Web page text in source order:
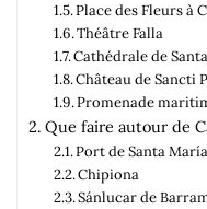
Place des Fleurs à
Théâtre Falla
Cathédrale de
Château de Sancti
Promenade
Que faire autour de
Port de Santa María
Chipiona
Sánlucar de